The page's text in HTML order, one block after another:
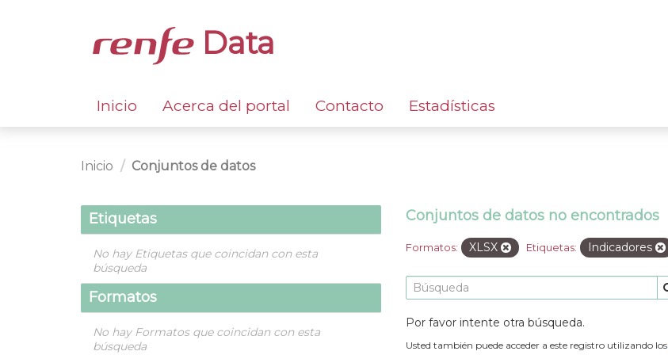
Data
Inicio Acerca del portal Contacto Estadísticas
Inicio Conjuntos de datos
Etiquetas
No hay Etiquetas que coincidan con esta
búsqueda
Formatos
No hay Formatos que coincidan con esta
búsqueda
Conjuntos de datos no encontrados
Formatos: XLSX Etiquetas: Indicadores
Por favor intente otra búsqueda.
Usted también puede acceder a este registro utilizando los